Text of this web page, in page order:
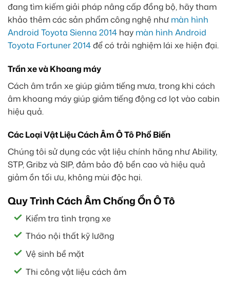
đang tìm kiếm giải pháp nâng cấp đồng bộ, hãy tham
khảo thêm các sản phẩm công nghệ như màn hình
Android Toyota Sienna 2014 hay màn hình Android
Toyota Fortuner 2014để có trải nghiệm lái xe hiện đại.
Trần xe và Khoang máy
Cách âm trần xe giúp giảm tiếng mưa, trong khi cách
âm khoang máy giúp giảm tiếng động cơ lọt vào cabin
hiệu quả.
Các Loại Vật Liệu Cách Âm Ô Tô Phổ Biến
Chúng tôi sử dụng các vật liệu chính hãng như Ability,
STP, Gribz và SIP, đảm bảo độ bền cao và hiệu quả
giảm ồn tối ưu, không mùi độc hại.
Quy Trình Cách Âm Chống Ồn Ô Tô
Kiểm tra tình trạng xe
Tháo nội thất kỹ lưỡng
Vệ sinh bề mặt
Thi công vật liệu cách âm